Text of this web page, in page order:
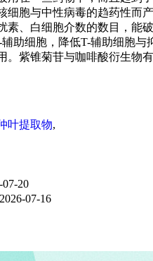
胞与中性病毒的趋药性
、白细胞介数的数目，
助细胞，降低T-辅助细胞
紫锥菊苷与咖啡酸衍生
叶提取物,
07-20
2026-07-16